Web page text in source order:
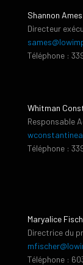
Shannon Ames
Directeur
Téléphone :
Whitman
Responsable
Téléphone :
Maryalice
Directrice du
Téléphone :